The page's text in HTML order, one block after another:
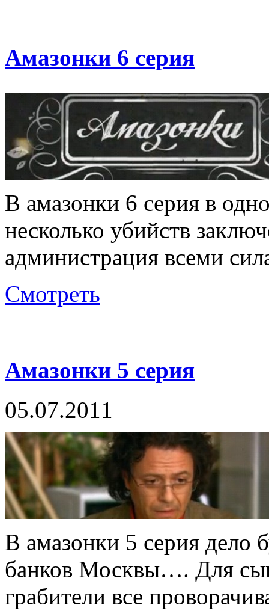
Амазонки 6 серия
В амазонки 6 серия в
несколько убийств
администрация всеми
Смотреть
Амазонки 5 серия
05.07.2011
В амазонки 5 серия дело
банков Москвы…. Для
грабители все